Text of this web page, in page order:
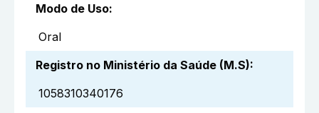
Modo de Uso:
Oral
Registro no Ministério da Saúde (M.S):
1058310340176